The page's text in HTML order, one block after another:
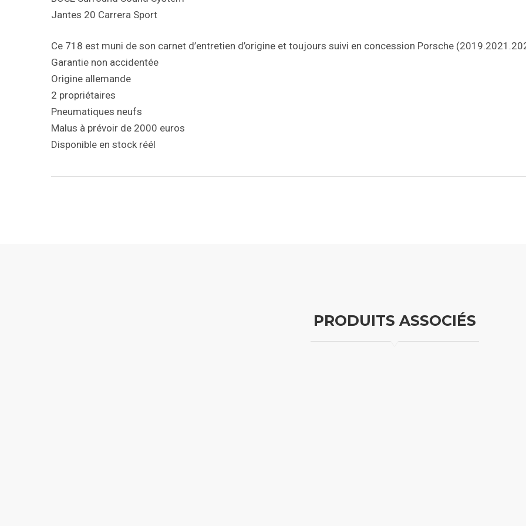
Jantes 20 Carrera Sport
Ce 718 est muni de son carnet d’entretien d’origine et toujours suivi en concession Porsche
Garantie non accidentée
Origine allemande
2 propriétaires
Pneumatiques neufs
Malus à prévoir de 2000 euros
Disponible en stock réél
PRODUITS ASSOCIÉS